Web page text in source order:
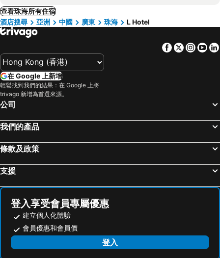
查看珠海所有住宿
酒店搜尋
亞洲 中國 廣東 珠海 L Hotel
Facebook
Twitter
在 Google 上新增
輕鬆找到我們的結果：在 Google 上將
trivago 新增為首選來源。
公司
我們的產品
條款及政策
支援
登入享受會員專屬優惠
建立個人化體驗
會員優惠和會員價
登入